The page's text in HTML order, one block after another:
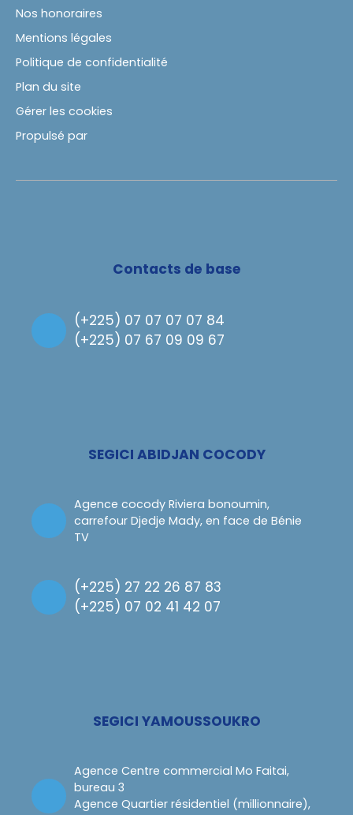
Nos honoraires
Mentions légales
Politique de confidentialité
Plan du site
Gérer les cookies
Propulsé par
Contacts de base
(+225) 07 07 07 07 84
(+225) 07 67 09 09 67
SEGICI ABIDJAN COCODY
Agence cocody Riviera bonoumin,
carrefour Djedje Mady, en face de Bénie
TV
(+225) 27 22 26 87 83
(+225) 07 02 41 42 07
SEGICI YAMOUSSOUKRO
Agence Centre commercial Mo Faitai,
bureau 3
Agence Quartier résidentiel (millionnaire),